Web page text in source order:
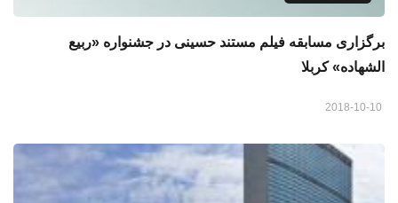
برگزاری مسابقه فيلم مستند حسینی در جشنواره «ربیع
الشهاده» كربلا